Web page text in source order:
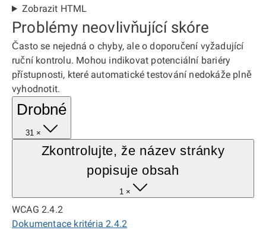
Zobrazit HTML
Problémy neovlivňující skóre
Často se nejedná o chyby, ale o doporučení vyžadující
ruční kontrolu. Mohou indikovat potenciální bariéry
přístupnosti, které automatické testování nedokáže plně
vyhodnotit.
Drobné
31 ×
Zkontrolujte, že název stránky
popisuje obsah
1 ×
WCAG 2.4.2
Dokumentace kritéria 2.4.2